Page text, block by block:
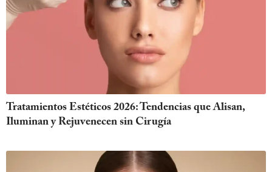
Tratamientos Estéticos 2026: Tendencias que Alisan,
Iluminan y Rejuvenecen sin Cirugía